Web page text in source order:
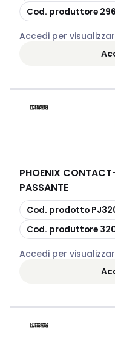
copia
Cod. produttore
Accedi per
PHOENIX CONTACT
PASSANTE
copia
Cod. prodotto
copia
Cod. produttore
Accedi per